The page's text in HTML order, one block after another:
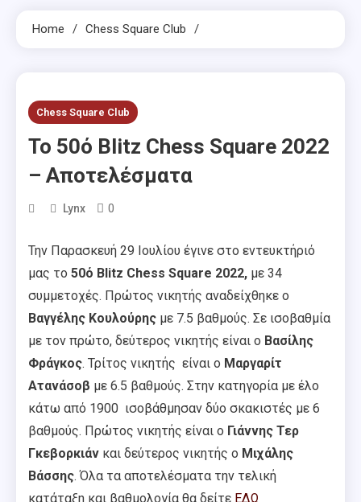
Home Chess Square Club
Chess Square Club
Το 50ό Blitz Chess Square 2022
– Αποτελέσματα
Lynx 0
Την Παρασκευή 29 Ιουλίου έγινε στο εντευκτήριό
μας το 50ό Blitz Chess Square 2022, με 34
συμμετοχές. Πρώτος νικητής αναδείχθηκε ο
Βαγγέλης Κουλούρης με 7.5 βαθμούς. Σε ισοβαθμία
με τον πρώτο, δεύτερος νικητής είναι ο Βασίλης
Φράγκος. Τρίτος νικητής είναι ο Μαργαρίτ
Ατανάσοβ με 6.5 βαθμούς. Στην κατηγορία με έλο
κάτω από 1900 ισοβάθμησαν δύο σκακιστές με 6
βαθμούς. Πρώτος νικητής είναι ο Γιάννης Τερ
Γκεβορκιάν και δεύτερος νικητής ο Μιχάλης
Βάσσης. Όλα τα αποτελέσματα την τελική
κατάταξη και βαθμολογία θα δείτε ΕΔΩ